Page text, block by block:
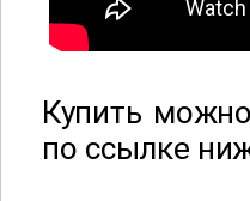
Купить
по ссылке